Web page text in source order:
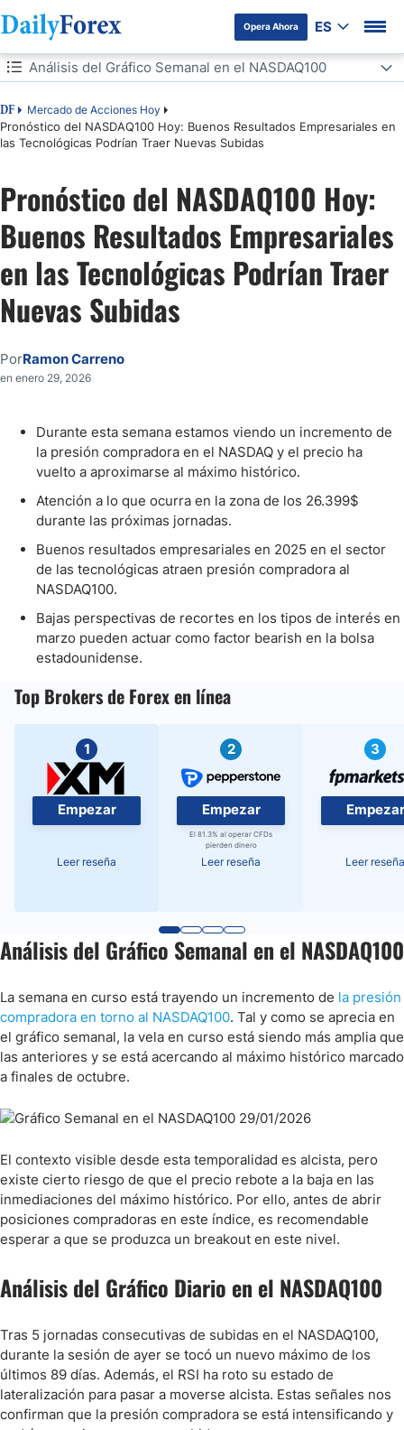
Opera Ahora ES
Tabla de contenidos
DF Mercado de Acciones Hoy
Pronóstico del NASDAQ100 Hoy: Buenos Resultados Empresariales en
las Tecnológicas Podrían Traer Nuevas Subidas
Análisis del Gráfico Semanal en el NASDAQ100
Análisis del Gráfico Semanal en el NASDAQ100
Análisis del Gráfico Diario en el NASDAQ100
torno a las Tecnológicas
Pronóstico del NASDAQ100 Hoy:
Buenos Resultados Empresariales
en las Tecnológicas Podrían Traer
Nuevas Subidas
PorRamon Carreno
en enero 29, 2026
Durante esta semana estamos viendo un incremento de
la presión compradora en el NASDAQ y el precio ha
vuelto a aproximarse al máximo histórico.
Atención a lo que ocurra en la zona de los 26.399$
durante las próximas jornadas.
Buenos resultados empresariales en 2025 en el sector
de las tecnológicas atraen presión compradora al
NASDAQ100.
Bajas perspectivas de recortes en los tipos de interés en
marzo pueden actuar como factor bearish en la bolsa
estadounidense.
Top Brokers de Forex en línea
1
Empezar
Leer reseña
2
Empezar
El 81.3% al operar CFDs
pierden dinero
Leer reseña
3
Empezar
Leer reseña
Análisis del Gráfico Semanal en el NASDAQ100
La semana en curso está trayendo un incremento de la presión
compradora en torno al NASDAQ100. Tal y como se aprecia en
el gráfico semanal, la vela en curso está siendo más amplia que
las anteriores y se está acercando al máximo histórico marcado
a finales de octubre.
El contexto visible desde esta temporalidad es alcista, pero
existe cierto riesgo de que el precio rebote a la baja en las
inmediaciones del máximo histórico. Por ello, antes de abrir
posiciones compradoras en este índice, es recomendable
esperar a que se produzca un breakout en este nivel.
Análisis del Gráfico Diario en el NASDAQ100
Tras 5 jornadas consecutivas de subidas en el NASDAQ100,
durante la sesión de ayer se tocó un nuevo máximo de los
últimos 89 días. Además, el RSI ha roto su estado de
lateralización para pasar a moverse alcista. Estas señales nos
confirman que la presión compradora se está intensificando y